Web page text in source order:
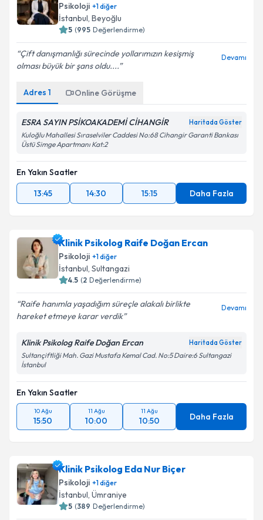
Psikoloji +1diğer
İstanbul, Beyoğlu
5 (995 Değerlendirme)
Çift danışmanlığı sürecinde yollarımızın kesişmiş
olması büyük bir şans oldu....
Devamı
Adres 1 Online Görüşme
ESRA SAYIN PSİKOAKADEMİ CİHANGİR Haritada Göster
Kuloğlu Mahallesi Sıraselviler Caddesi No:68 Cihangir Garanti Bankası
Üstü Simge Apartmanı Kat:2
En Yakın Saatler
13:45
14:30 15:15 Daha Fazla
Klinik Psikolog Raife Doğan Ercan
Psikoloji +1diğer
İstanbul, Sultangazi
4.5 (2 Değerlendirme)
Raife hanımla yaşadığım süreçle alakalı birlikte
hareket etmeye karar verdik
Devamı
Klinik Psikolog Raife Doğan Ercan Haritada Göster
Sultançiftliği Mah. Gazi Mustafa Kemal Cad. No:5 Daire:6 Sultangazi
İstanbul
En Yakın Saatler
10 Ağu
15:50
11 Ağu
10:00
11 Ağu
10:50 Daha Fazla
Klinik Psikolog Eda Nur Biçer
Psikoloji +1diğer
İstanbul, Ümraniye
5 (389 Değerlendirme)